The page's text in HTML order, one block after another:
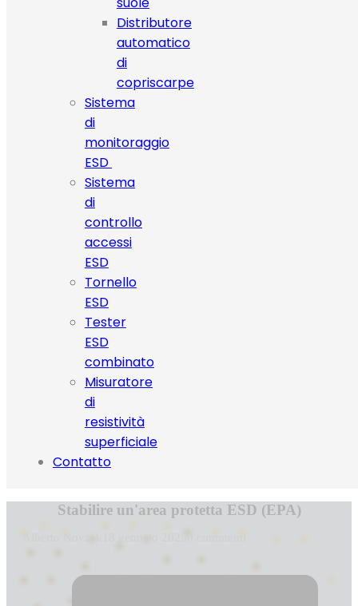
Distributore
automatico
di
copriscarpe
Sistema
di
monitoraggio
ESD
Sistema
di
controllo
accessi
ESD
Tornello
ESD
Tester
ESD
combinato
Misuratore
di
resistività
superficiale
Contatto
Stabilire un'area protetta ESD (EPA)